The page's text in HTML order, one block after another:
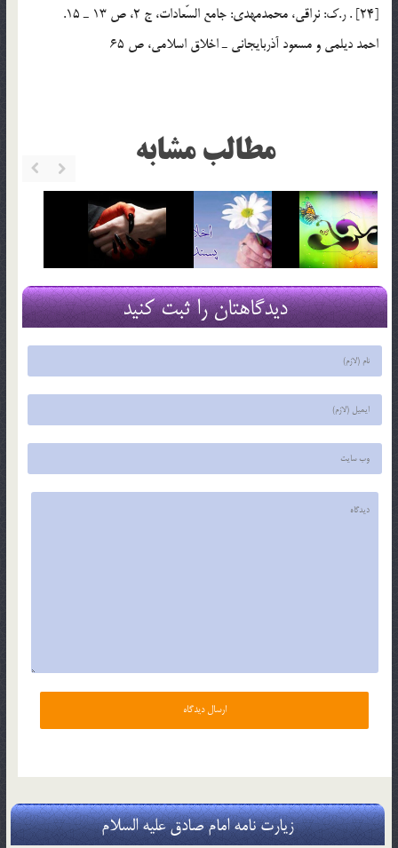
[24] . ر.ك: نراقي، محمدمهدي: جامع السّعادات، ج 2، ص 13 ـ 15.
احمد ديلمي و مسعود آذربايجاني ـ اخلاق اسلامي، ص 65
مطالب مشابه
دیدگاهتان را ثبت کنید
زیارت نامه امام صادق علیه السلام